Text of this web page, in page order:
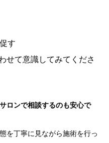
す
せて意識してみてくださ
ロンで相談するのも安心で
を丁寧に見ながら施術を行っ